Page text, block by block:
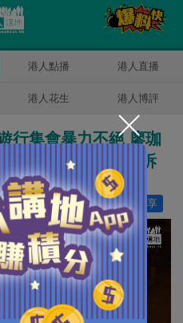
港人點播 港人直播
港人花生 港人博評
行集會暴力不絕 廖珈
市民守法和平表達訴
分享
讚好 7